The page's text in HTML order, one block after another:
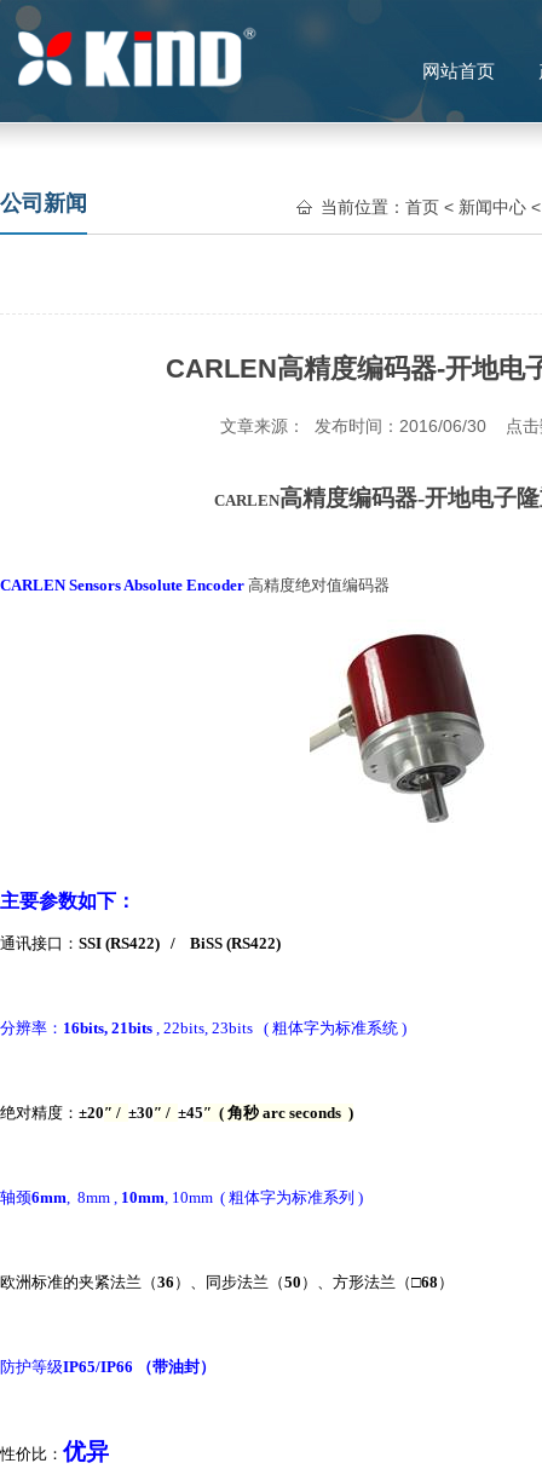
网站首页
公司新闻 当前位置： 首页 < 新闻中心
CARLEN高精度编码器-开地电
文章来源： 发布时间：2016/06/30 点击
CARLEN高精度编码器-开地电子
CARLEN Sensors Absolute Encoder 高精度绝对值编码器
主要参数如下：
通讯接口： SSI (RS422) / BiSS (RS422)
分辨率： 16bits, 21bits , 22bits, 23bits ( 粗体字为标准系统 )
绝对精度： ±20″ / ±30″ / ±45″ ( 角秒 arc seconds )
轴颈6mm, 8mm , 10mm, 10mm ( 粗体字为标准系列 )
欧洲标准的夹紧法兰（36 ）、同步法兰（50 ）、方形法兰（□68 ）
防护等级IP65/IP66 （带油封）
性价比： 优异